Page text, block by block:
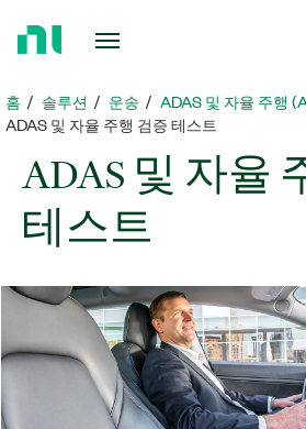
지
로
홈 솔루션 운송
ADAS 및 자율 주행
ADAS 및 자율 주행 검증 테스트
ADAS 및 자율
테스트